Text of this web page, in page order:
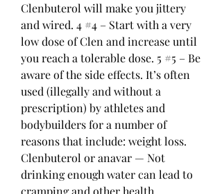
Clenbuterol will make you jittery
and wired. 4 #4 – Start with a very
low dose of Clen and increase until
you reach a tolerable dose. 5 #5 – Be
aware of the side effects. It’s often
used (illegally and without a
prescription) by athletes and
bodybuilders for a number of
reasons that include: weight loss.
Clenbuterol or anavar — Not
drinking enough water can lead to
cramping and other health